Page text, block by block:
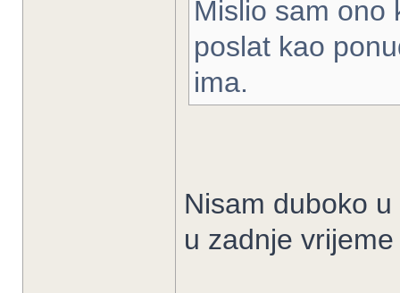
Mislio sam ono
poslat kao
ima.
Nisam duboko
u zadnje